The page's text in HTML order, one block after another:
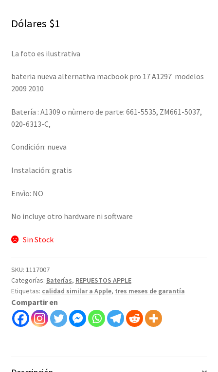
Dólares $1
La foto es ilustrativa
bateria nueva alternativa macbook pro 17 A1297 modelos
2009 2010
Batería : A1309 o nùmero de parte: 661-5535, ZM661-5037,
020-6313-C,
Condición: nueva
Instalación: gratis
Envìo: NO
No incluye otro hardware ni software
Sin Stock
SKU: 1117007
Categorías: Baterías, REPUESTOS APPLE
Etiquetas: calidad similar a Apple, tres meses de garantía
Compartir en